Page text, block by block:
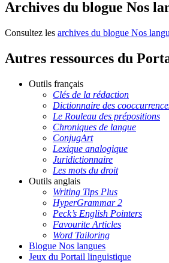
Archives du blogue Nos
Consultez les archives du blogue Nos
Autres ressources du
Outils français
Clés de la rédaction
Dictionnaire des
Le Rouleau des prépositions
Chroniques de langue
ConjugArt
Lexique analogique
Juridictionnaire
Les mots du droit
Outils anglais
Writing Tips Plus
HyperGrammar 2
Peck’s English Pointers
Favourite Articles
Word Tailoring
Blogue Nos langues
Jeux du Portail linguistique